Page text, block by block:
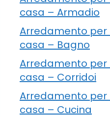
casa – Armadio
Arredamento per
casa – Bagno
Arredamento per
casa – Corridoi
Arredamento per
casa – Cucina